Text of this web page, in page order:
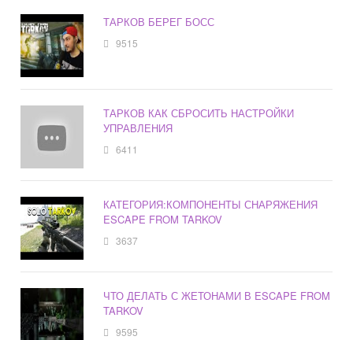
ТАРКОВ БЕРЕГ БОСС
9515
ТАРКОВ КАК СБРОСИТЬ НАСТРОЙКИ
УПРАВЛЕНИЯ
6411
КАТЕГОРИЯ:КОМПОНЕНТЫ СНАРЯЖЕНИЯ
ESCAPE FROM TARKOV
3637
ЧТО ДЕЛАТЬ С ЖЕТОНАМИ В ESCAPE FROM
TARKOV
9595